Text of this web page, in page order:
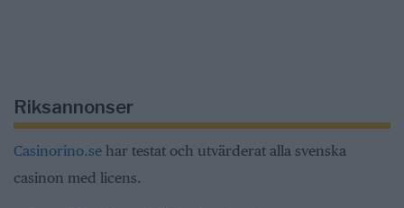
Riksannonser
Casinorino.se har testat och utvärderat alla svenska
casinon med licens.